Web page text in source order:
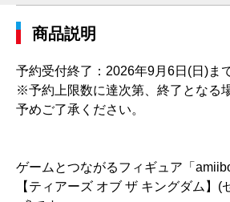
商品説明
予約受付終了：2026年9月6日(日)ま
※予約上限数に達次第、終了となる
予めご了承ください。
ゲームとつながるフィギュア「
【ティアーズ オブ ザ キングダム】(